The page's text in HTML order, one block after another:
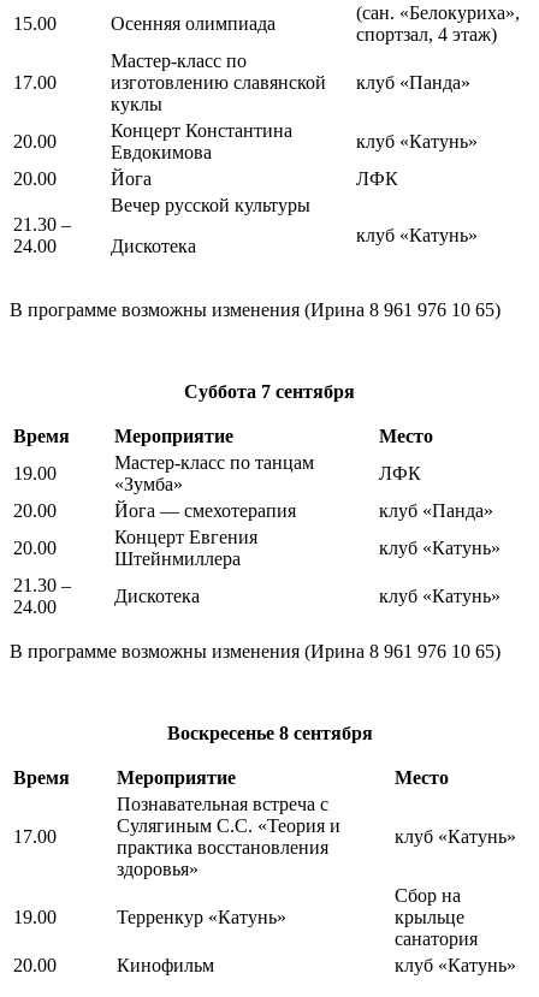
15.00 Осенняя олимпиада
(сан. «Белокуриха»,
спортзал, 4 этаж)
17.00
Мастер-класс по
изготовлению славянской
куклы
клуб «Панда»
20.00
Концерт Константина
Евдокимова
клуб «Катунь»
20.00
Йога ЛФК
21.30 –
24.00
Вечер русской культуры
Дискотека
клуб «Катунь»
В программе возможны изменения (Ирина 8 961 976 10 65)
Суббота 7 сентября
Время Мероприятие
Место
19.00
Мастер-класс по танцам
«Зумба»
ЛФК
20.00
Йога — смехотерапия
клуб «Панда»
20.00
Концерт Евгения
Штейнмиллера
клуб «Катунь»
21.30 –
24.00
Дискотека клуб «Катунь»
В программе возможны изменения (Ирина 8 961 976 10 65)
Воскресенье 8 сентября
Время Мероприятие Место
17.00
Познавательная встреча с
Сулягиным С.С. «Теория и
практика восстановления
здоровья»
клуб «Катунь»
19.00 Терренкур «Катунь»
Сбор на
крыльце
санатория
20.00
Кинофильм клуб «Катунь»